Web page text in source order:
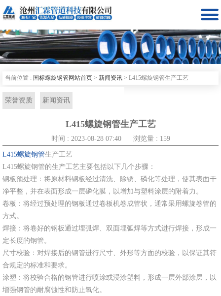

当前位置 : 国标螺旋钢管网站首页 > 新闻资讯 > L415螺旋钢管生产工艺
荣誉资质 新闻资讯
L415螺旋钢管生产工艺
时间 : 2023-08-28 07:40 浏览量 : 159
L415螺旋钢管生产工艺
L415螺旋钢管的生产工艺主要包括以下几个步骤：
钢板预处理：将原材料钢板经过清洗、除锈、磷化等处理，使其表面干
净平整，并在表面形成一层磷化膜，以增加与塑料涂层的附着力。
卷板：将经过预处理的钢板通过卷板机卷成管状，通常采用螺旋卷管的
方式。
焊接：将卷好的钢板通过埋弧焊、双面埋弧焊等方式进行焊接，形成一
定长度的钢管。
尺寸校验：对焊接后的钢管进行尺寸、外形等方面的校验，以保证其符
合规定的标准和要求。
涂塑：将校验合格的钢管进行喷涂或浸涂塑料，形成一层外部涂层，以
增强钢管的耐腐蚀性和防止氧化。